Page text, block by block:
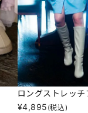
ロングストレッチ
¥4,895 (税込)